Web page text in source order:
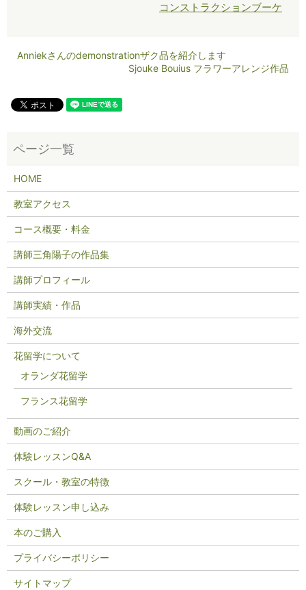
コンストラクションブーケ
Anniekさんのdemonstrationザク品を紹介します
Sjouke Bouius フラワーアレンジ作品
HOME
教室アクセス
コース概要・料金
講師三角陽子の作品集
講師プロフィール
講師実績・作品
海外交流
花留学について
オランダ花留学
フランス花留学
動画のご紹介
体験レッスンQ&A
スクール・教室の特徴
体験レッスン申し込み
本のご購入
プライバシーポリシー
サイトマップ